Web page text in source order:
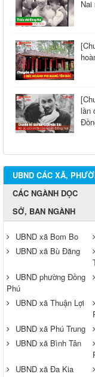
Nai
lần
UBND CÁC XÃ,
CÁC NGÀNH DỌC
SỞ, BAN NGÀNH
UBND xã Bom Bo
UBND xã Bù Đăng
UBND phường Đồng
Phú
UBND xã Thuận Lợi
UBND xã Phú Trung
UBND xã Bình Tân
UBND xã Đa Kia